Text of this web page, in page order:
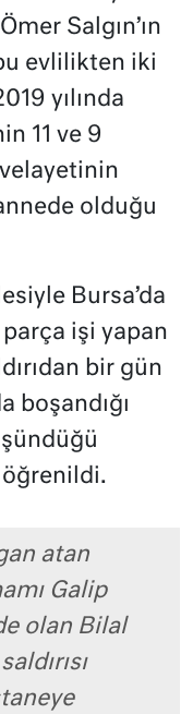
Salgın’ın
evlilikten iki
yılında
11 ve 9
olduğu
Bursa’da
işi yapan
bir gün
boşandığı
öğrenildi.
atan
Galip
olan Bilal